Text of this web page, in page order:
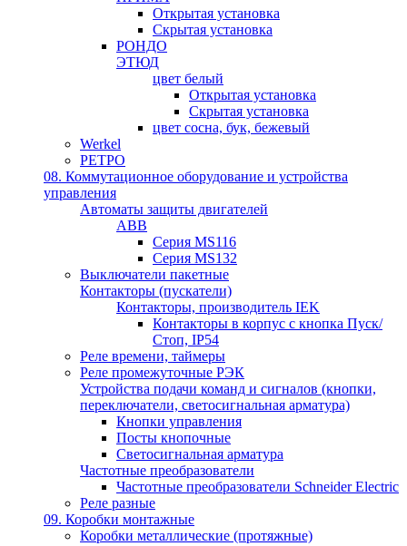
Открытая установка
Скрытая установка
РОНДО
ЭТЮД
цвет белый
Открытая установка
Скрытая установка
цвет сосна, бук, бежевый
Werkel
РЕТРО
08. Коммутационное оборудование и устройства
управления
Автоматы защиты двигателей
ABB
Серия MS116
Серия MS132
Выключатели пакетные
Контакторы (пускатели)
Контакторы, производитель IEK
Контакторы в корпус с кнопка Пуск/
Стоп, IP54
Реле времени, таймеры
Реле промежуточные РЭК
Устройства подачи команд и сигналов (кнопки,
переключатели, светосигнальная арматура)
Кнопки управления
Посты кнопочные
Светосигнальная арматура
Частотные преобразователи
Частотные преобразователи Schneider Electric
Реле разные
09. Коробки монтажные
Коробки металлические (протяжные)